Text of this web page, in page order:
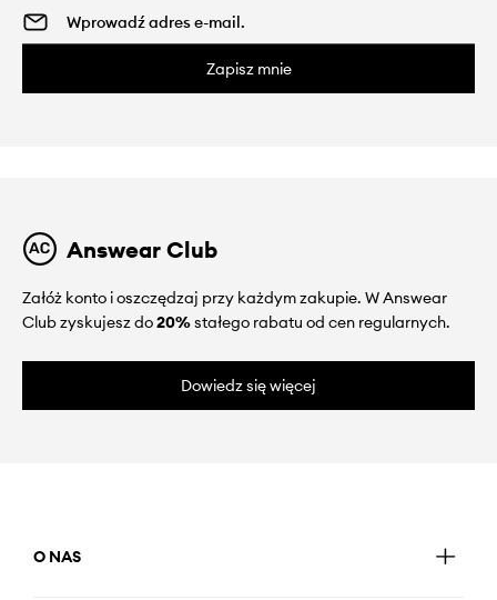
Zapisz mnie
Answear Club
Załóż konto i oszczędzaj przy każdym zakupie. W Answear
Club zyskujesz do20%stałego rabatu od cen regularnych.
Dowiedz się więcej
O NAS